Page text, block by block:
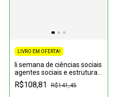
LIVRO EM OFERTA!
Ii semana de ciências sociais
agentes sociais e estruturas
anais
R$108,81 R$141,45